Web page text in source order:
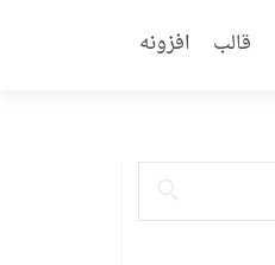
قالب افزونه